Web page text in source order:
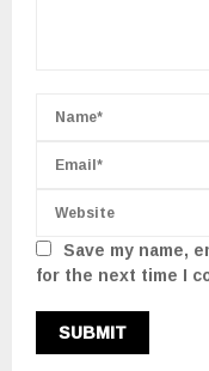
Save my name,
for the next time I